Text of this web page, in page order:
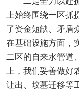
上始终围绕一区
了资金短缺、矛盾
在基础设施方面，
二区的自来水管道
上，我们妥善做
让出、坟墓迁移等